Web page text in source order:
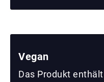
Vegan
Das Produkt